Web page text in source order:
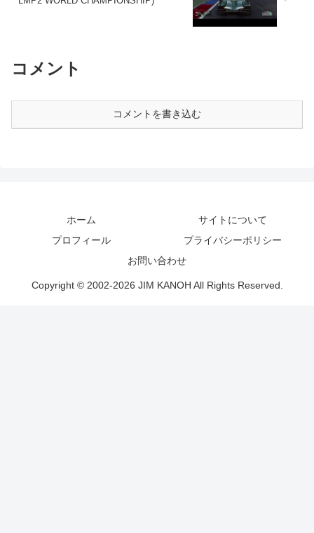
コメント
コメントを書き込む
ホーム
サイトについて
プロフィール
プライバシーポリシー
お問い合わせ
Copyright © 2002-2026 JIM KANOH All Rights Reserved.